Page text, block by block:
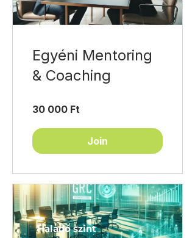
Egyéni Mentoring
& Coaching
30 000 Ft
Join
Haladó szint